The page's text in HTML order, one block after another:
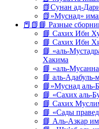
📗Сунан ад-
📗»Муснад»
📕📗📘 Разные
📘 Сахих Ибн
📘 Сахих Ибн
📘 «аль-
Хакима
📘 «аль-
📘 аль-Адабуль-
📘»Муснад аль-
📘 «Сахих аль-
📘 Сахих
📘 «Сады
📘 Аль-Азкар